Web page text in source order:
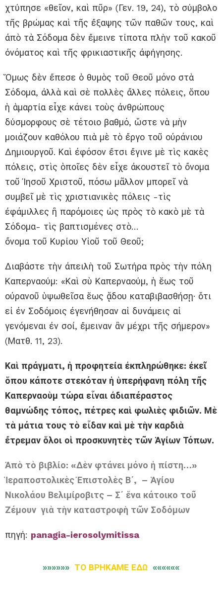
χτύπησε «θεῖον, καὶ πῦρ» (Γεν. 19, 24), τὸ σύμβολο
τῆς βρώμας καὶ τῆς ἔξαψης τῶν παθῶν τους, καὶ
ἀπὸ τὰ Σόδομα δὲν ἔμεινε τίποτα πλὴν τοῦ κακοῦ
ὀνόματος καὶ τῆς φρικιαστικῆς ἀφήγησης.
Ὅμως δὲν ἔπεσε ὁ θυμὸς τοῦ Θεοῦ μόνο στὰ
Σόδομα, ἀλλὰ καὶ σὲ πολλὲς ἄλλες πόλεις, ὅπου
ἡ ἁμαρτία εἶχε κάνει τοὺς ἀνθρώπους
δύσμορφους σὲ τέτοιο βαθμό, ὥστε νὰ μὴν
μοιάζουν καθόλου πιὰ μὲ τὸ ἔργο τοῦ οὐράνιου
Δημιουργοῦ. Καὶ ἐφόσον ἔτσι ἔγινε μὲ τὶς κακὲς
πόλεις, στὶς ὁποῖες δὲν εἶχε ἀκουστεῖ τὸ ὄνομα
τοῦ Ἰησοῦ Χριστοῦ, πόσω μᾶλλον μπορεῖ νὰ
συμβεῖ μὲ τὶς χριστιανικὲς πόλεις -τὶς
ἐφάμιλλες ἢ παρόμοιες ὡς πρὸς τὸ κακὸ μὲ τὰ
Σόδομα- τὶς βαπτισμένες στὸ…
ὄνομα τοῦ Κυρίου Υἱοῦ τοῦ Θεοῦ;
Διαβάστε τὴν ἀπειλὴ τοῦ Σωτήρα πρὸς τὴν πόλη
Καπερναούμ: «Καὶ σὺ Καπερναούμ, ἡ ἕως τοῦ
οὐρανοῦ ὑψωθεῖσα ἕως ᾅδου καταβιβασθήσῃ· ὅτι
εἰ ἐν Σοδόμοις ἐγενήθησαν αἱ δυνάμεις αἱ
γενόμεναι ἐν σοί, ἔμειναν ἂν μέχρι τῆς σήμερον»
(Ματθ. 11, 23).
Καὶ πράγματι, ἡ προφητεία ἐκπληρώθηκε: ἐκεῖ
ὅπου κάποτε στεκόταν ἡ ὑπερήφανη πόλη τῆς
Καπερναοὺμ τώρα εἶναι ἀδιαπέραστος
θαμνώδης τόπος, πέτρες καὶ φωλιὲς φιδιῶν. Μὲ
τὰ μάτια τους τὸ εἶδαν καὶ μὲ τὴν καρδιὰ
ἔτρεμαν ὅλοι οἱ προσκυνητὲς τῶν Ἁγίων Τόπων.
Ἀπὸ τὸ βιβλίο: «Δὲν φτάνει μόνο ἡ πίστη…»
Ἱεραποστολικὲς Ἐπιστολὲς Β΄, – Ἁγίου
Νικολάου Βελιμίροβιτς – Σ΄ ἕνα κάτοικο τοῦ
Ζέμουν γιὰ τὴν καταστροφὴ τῶν Σοδόμων
πηγή: panagia-ierosolymitissa
»»»»»» ΤΟ ΒΡΗΚΑΜΕ ΕΔΩ ««««««